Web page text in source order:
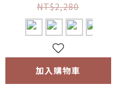
NT$2,280
加入購物車